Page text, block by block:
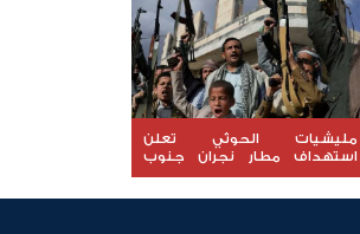
مليشيات الحوثي تعلن
استهداف مطار نجران جنوب
السعودية